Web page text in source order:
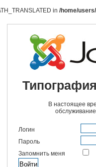
in /home/
В настоящее
Логин
Пароль
Запомнить меня